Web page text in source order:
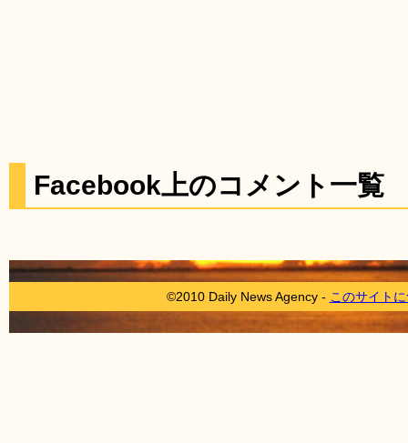
Facebook上のコメント一覧
©2010 Daily News Agency - このサイト